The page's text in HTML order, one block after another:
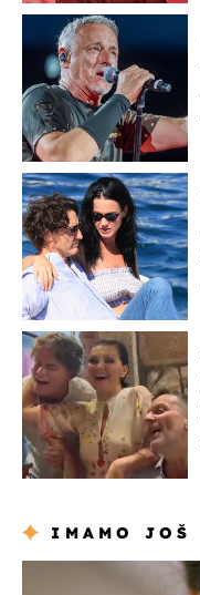
IMAMO JOŠ
moda & ljepota